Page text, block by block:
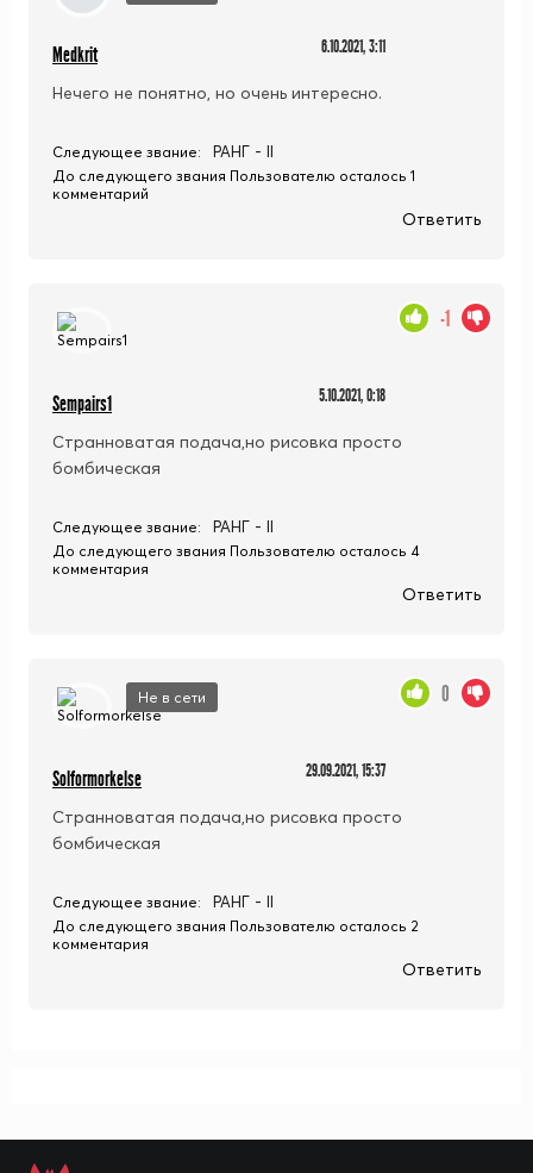
Medkrit 6.10.2021, 3:11
Нечего не понятно, но очень интересно.
Следующее звание: РАНГ - II
До следующего звания Пользователю осталось 1
комментарий
Ответить
Sempairs1 5.10.2021, 0:18
Странноватая подача,но рисовка просто
бомбическая
-1
Следующее звание: РАНГ - II
До следующего звания Пользователю осталось 4
комментария
Ответить
Не в сети
Solformorkelse 29.09.2021, 15:37
Странноватая подача,но рисовка просто
бомбическая
0
Следующее звание: РАНГ - II
До следующего звания Пользователю осталось 2
комментария
Ответить